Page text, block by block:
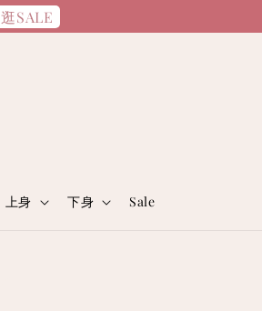
逛SALE
上身 下身 Sale